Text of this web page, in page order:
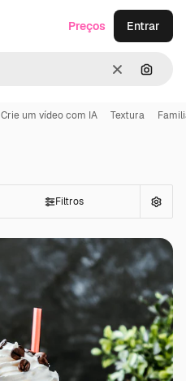
Limpar
Preços Entrar
Crie um vídeo com IA Textura
Filtros